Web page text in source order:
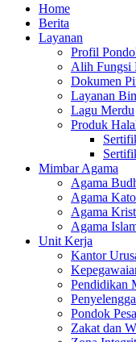
Home
Berita
Layanan
Profil
Alih Fungsi
Dokumen
Layanan
Lagu Merdu
Produk
Mimbar Agama
Agama
Agama
Agama
Agama
Unit Kerja
Kantor
Pendidikan
Pondok
Zakat dan